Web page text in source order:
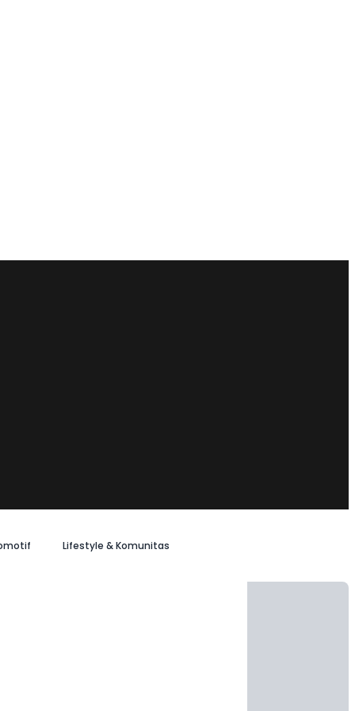
Lifestyle & Komunitas